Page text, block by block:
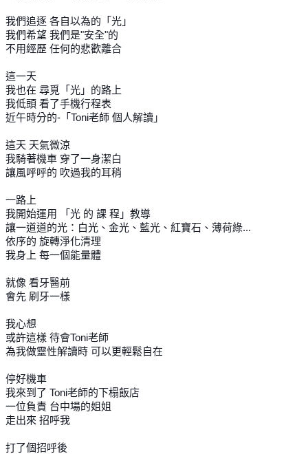
我們追逐 各自以為的「光」
我們希望 我們是"安全"的
不用經歷 任何的悲歡離合
這一天
我也在 尋覓「光」的路上
我低頭 看了手機行程表
近午時分的-「Toni老師 個人解讀」
這天 天氣微涼
我騎著機車 穿了一身潔白
讓風呼呼的 吹過我的耳稍
一路上
我開始運用 「光 的 課 程」教導
讓一道道的光：白光、金光、藍光、紅寶石、薄荷綠...
依序的 旋轉淨化清理
我身上 每一個能量體
就像 看牙醫前
會先 刷牙一樣
我心想
或許這樣 待會Toni老師
為我做靈性解讀時 可以更輕鬆自在
停好機車
我來到了 Toni老師的下榻飯店
一位負責 台中場的姐姐
走出來 招呼我
打了個招呼後